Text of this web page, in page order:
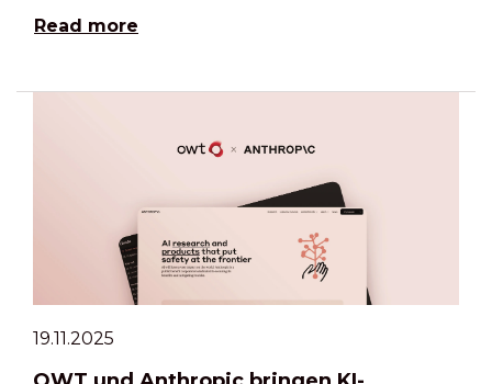
Read more
19.11.2025